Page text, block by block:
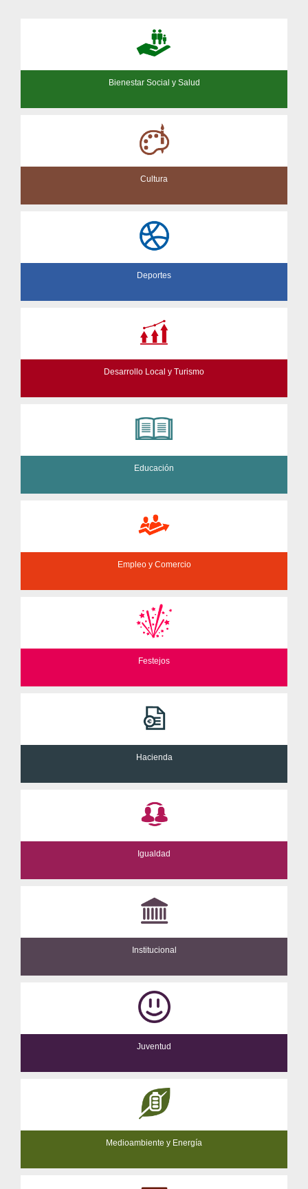
Bienestar Social y Salud
Cultura
Deportes
Desarrollo Local y Turismo
Educación
Empleo y Comercio
Festejos
Hacienda
Igualdad
Institucional
Juventud
Medioambiente y Energía